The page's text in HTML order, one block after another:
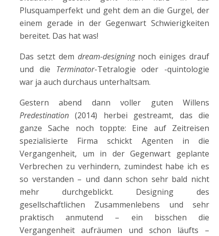
Plusquamperfekt und geht dem an die Gurgel, der
einem gerade in der Gegenwart Schwierigkeiten
bereitet. Das hat was!
Das setzt dem dream-designingnoch einiges drauf
und die Terminator-Tetralogie oder -quintologie
war ja auch durchaus unterhaltsam.
Gestern abend dann voller guten Willens
Predestination (2014) herbei gestreamt, das die
ganze Sache noch toppte: Eine auf Zeitreisen
spezialisierte Firma schickt Agenten in die
Vergangenheit, um in der Gegenwart geplante
Verbrechen zu verhindern, zumindest habe ich es
so verstanden – und dann schon sehr bald nicht
mehr durchgeblickt. Designing des
gesellschaftlichen Zusammenlebens und sehr
praktisch anmutend – ein bisschen die
Vergangenheit aufräumen und schon läufts –